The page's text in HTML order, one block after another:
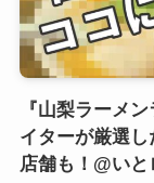
『山梨ラーメ
イターが厳選
店舗も！@いと